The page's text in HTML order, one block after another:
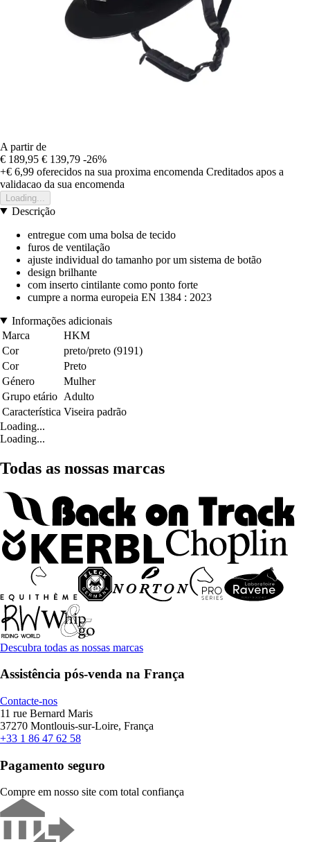
A partir de
€ 189,95 € 139,79 -26%
+€ 6,99 oferecidos na sua proxima encomenda Creditados apos a
validacao da sua encomenda
Loading...
Descrição
entregue com uma bolsa de tecido
furos de ventilação
ajuste individual do tamanho por um sistema de botão
design brilhante
com inserto cintilante como ponto forte
cumpre a norma europeia EN 1384 : 2023
Informações adicionais
Marca
HKM
Cor
preto/preto (9191)
Cor
Preto
Género
Mulher
Grupo etário Adulto
Característica Viseira padrão
Loading...
Loading...
Todas as nossas marcas
Descubra todas as nossas marcas
Assistência pós-venda na França
Contacte-nos
11 rue Bernard Maris
37270 Montlouis-sur-Loire, França
+33 1 86 47 62 58
Pagamento seguro
Compre em nosso site com total confiança